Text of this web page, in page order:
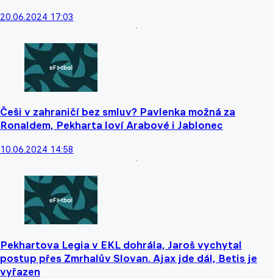
20.06.2024 17:03
Češi v zahraničí bez smluv? Pavlenka možná za
Ronaldem, Pekharta loví Arabové i Jablonec
10.06.2024 14:58
Pekhartova Legia v EKL dohrála, Jaroš vychytal
postup přes Zmrhalův Slovan. Ajax jde dál, Betis je
vyřazen